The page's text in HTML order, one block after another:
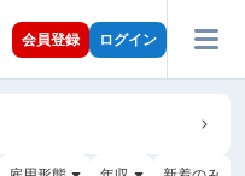
会員登録 ログイン